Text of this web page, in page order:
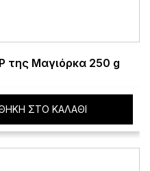
της Μαγιόρκα 250 g
ΣΤΟ ΚΑΛΆΘΙ